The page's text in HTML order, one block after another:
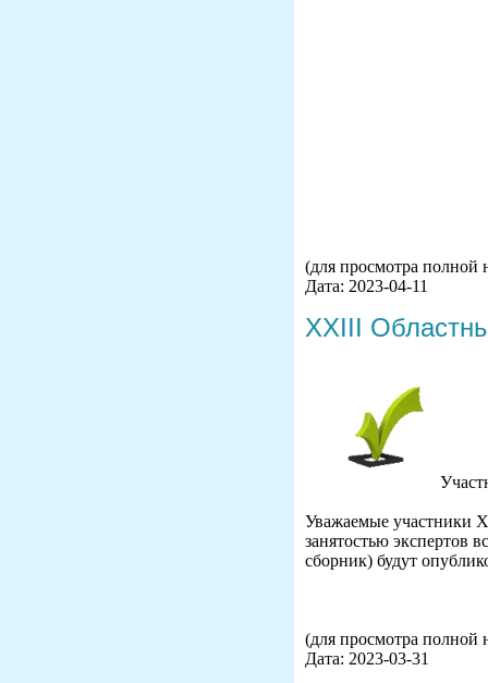
(для просмотра полной
Дата: 2023-04-11
XXIII
Уважаемые участники
занятостью экспертов
сборник) будут
(для просмотра полной
Дата: 2023-03-31